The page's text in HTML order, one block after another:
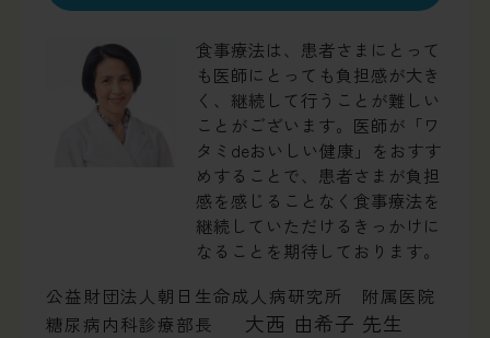
食事療法は、患者さまにとって
も医師にとっても負担感が大き
く、継続して行うことが難しい
ことがございます。医師が「ワ
タミdeおいしい健康」をおすす
めすることで、患者さまが負担
感を感じることなく食事療法を
継続していただけるきっかけに
なることを期待しております。
公益財団法人朝日生命成人病研究所 附属医院
糖尿病内科診療部長
大西 由希子 先生